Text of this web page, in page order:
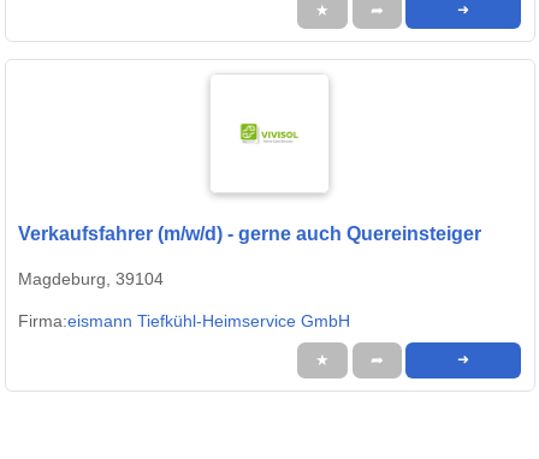
★ ➦ ➜
Verkaufsfahrer (m/w/d) - gerne auch Quereinsteiger
Magdeburg, 39104
Firma:eismann Tiefkühl-Heimservice GmbH
★ ➦ ➜